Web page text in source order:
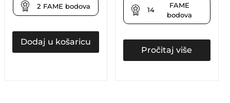
2 FAME bodova
Dodaj u košaricu
14
FAME
bodova
Pročitaj više